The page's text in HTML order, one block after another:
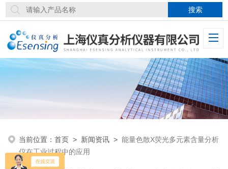
当前位置：首页 > 新闻资讯 >能量色散X荧光多元素含量分析
仪在工业过程中的应用